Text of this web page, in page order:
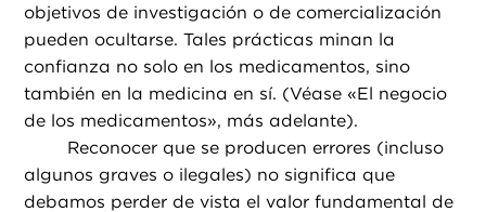
objetivos de investigación o de comercialización
pueden ocultarse. Tales prácticas minan la
confianza no solo en los medicamentos, sino
también en la medicina en sí. (Véase «El negocio
de los medicamentos», más adelante).
Reconocer que se producen errores (incluso
algunos graves o ilegales) no significa que
debamos perder de vista el valor fundamental de